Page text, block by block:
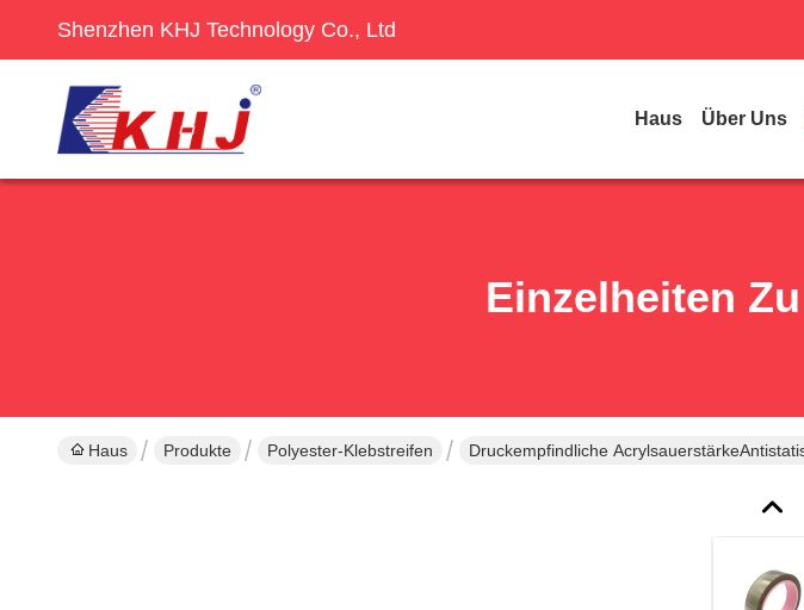
Shenzhen KHJ Technology Co., Ltd
Haus Über Uns
Einzelheiten
Haus Produkte Polyester-Klebstreifen Druckempfindliche